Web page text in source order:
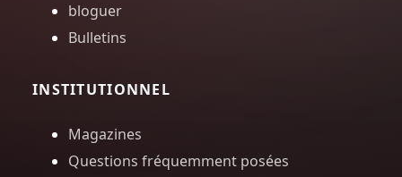
bloguer
Bulletins
INSTITUTIONNEL
Magazines
Questions fréquemment posées